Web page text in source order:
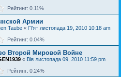
Рейтинг: 0.11%
Армии
Taube « П'ят листопада 19, 2010 10:18 am
Рейтинг: 0.04%
Второй Мировой Войне
« Вів листопада 09, 2010 11:59 pm
Рейтинг: 0.24%